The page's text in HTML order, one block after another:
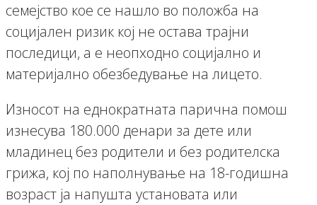
семејство кое се нашло во положба на
социјален ризик кој не остава трајни
последици, а е неопходно социјално и
материјално обезбедување на лицето.
Износот на еднократната парична помош
изнесува 180.000 денари за дете или
младинец без родители и без родителска
грижа, кој по наполнување на 18-годишна
возраст ја напушта установата или